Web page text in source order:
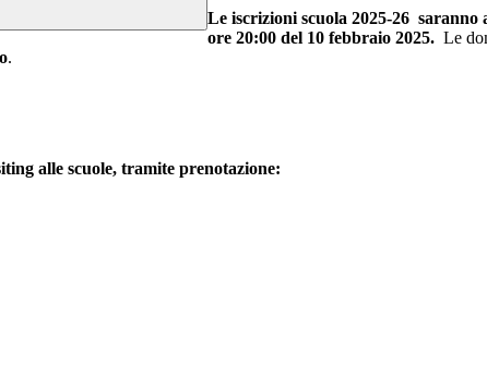
Le iscrizioni scuola 2025-26
ore 20:00 del 10 febbraio 2025. Le
.
alle scuole, tramite prenotazione: